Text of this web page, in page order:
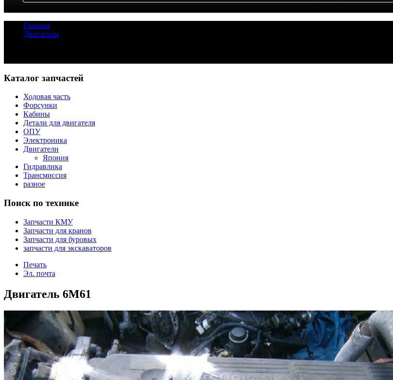
Главная
Двигатели
Каталог запчастей
Ходовая часть
Форсунки
Кабины
Детали для двигателя
ОПУ
Электроника
Двигатели
Япония
Гидравлика
Трансмиссия
разное
Поиск по технике
Запчасти КМУ
Запчасти для кранов
Запчасти для буровых
запчасти для экскаваторов
Печать
Эл. почта
Двигатель 6M61